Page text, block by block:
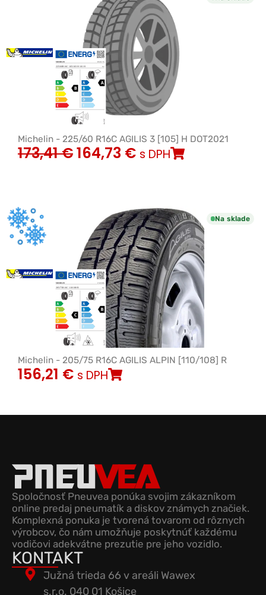
Michelin - 225/60 R16C AGILIS 3 [105] H DOT2021
173,41€164,73 € s DPH
Na sklade
Michelin - 205/75 R16C AGILIS ALPIN [110/108] R
156,21 € s DPH
Spoločnosť Pneuvea ponúka svojim zákazníkom
online predaj pneumatík a diskov známych značiek.
Komplexná ponuka je tvorená tovarom od rôznych
výrobcov, čo nám umožňuje poskytnúť každému
vodičovi adekvátne prezutie pre jeho vozidlo.
KONTAKT
Južná trieda 66 v areáli Wawex
s.r.o. 040 01 Košice